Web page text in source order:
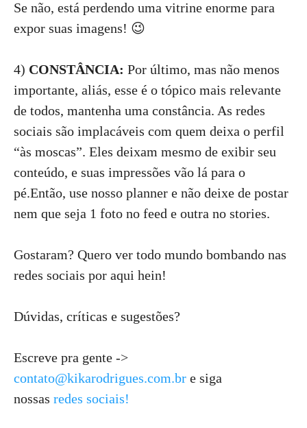
Se não, está perdendo uma vitrine enorme para
expor suas imagens! 😉
4) CONSTÂNCIA: Por último, mas não menos
importante, aliás, esse é o tópico mais relevante
de todos, mantenha uma constância. As redes
sociais são implacáveis com quem deixa o perfil
“às moscas”. Eles deixam mesmo de exibir seu
conteúdo, e suas impressões vão lá para o
pé.Então, use nosso planner e não deixe de postar
nem que seja 1 foto no feed e outra no stories.
Gostaram? Quero ver todo mundo bombando nas
redes sociais por aqui hein!
Dúvidas, críticas e sugestões?
Escreve pra gente ->
contato@kikarodrigues.com.br e siga
nossas redes sociais!